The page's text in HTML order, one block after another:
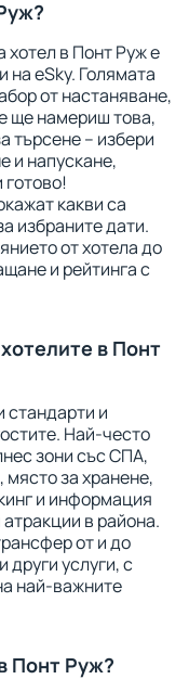
хотел в Понт Руж е
на eSky. Голямата
от настаняване,
ще намериш това,
търсене – избери
и напускане,
готово!
какви са
избраните дати.
от хотела до
и рейтинга с
в Понт
стандарти и
Най-често
зони със СПА,
за хранене,
и информация
в района.
от и до
други услуги, с
най-важните
Понт Руж?